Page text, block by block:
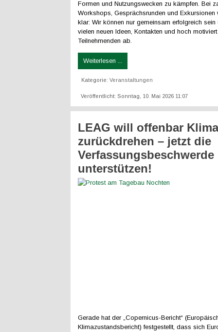
Formen und Nutzungswecken zu kämpfen. Bei
Workshops, Gesprächsrunden und Exkursionen
klar: Wir können nur gemeinsam erfolgreich sein
vielen neuen Ideen, Kontakten und hoch
Teilnehmenden ab.
Weiterlesen ...
Kategorie: Veranstaltungen
Veröffentlicht: Sonntag, 10. Mai 2026 11:07
LEAG will offenbar
zurückdrehen – jetzt die
Verfassungsbeschwerde
unterstützen!
Gerade hat der „Copernicus-Bericht“
Klimazustandsbericht) festgestellt, dass sich